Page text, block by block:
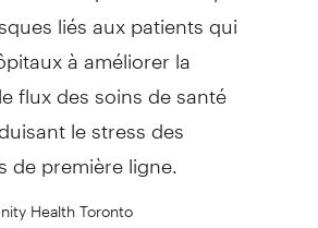
liés aux patients qui
à améliorer la
flux des soins de santé
le stress des
de première ligne.
Health Toronto